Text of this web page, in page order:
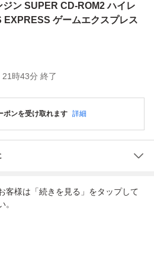
ン SUPER CD-ROM2 ハイレ
EXPRESS ゲームエクスプレス
21時43分 終了
ポンを受け取れます 詳細
客様は「続きを見る」をタップして
。